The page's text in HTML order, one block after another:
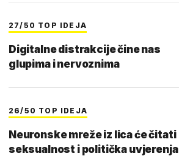
27/50 TOP IDEJA
Digitalne distrakcije čine nas
glupima i nervoznima
26/50 TOP IDEJA
Neuronske mreže iz lica će čitati
seksualnost i politička uvjerenja